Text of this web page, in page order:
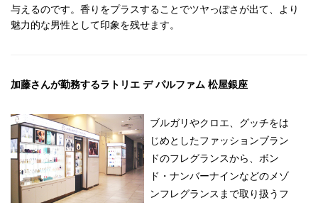
与えるのです。香りをプラスすることでツヤっぽさが出て、より
魅力的な男性として印象を残せます。
加藤さんが勤務するラトリエ デ パルファム 松屋銀座
ブルガリやクロエ、グッチをは
じめとしたファッションブラン
ドのフレグランスから、ボン
ド・ナンバーナインなどのメゾ
ンフレグランスまで取り扱うフ